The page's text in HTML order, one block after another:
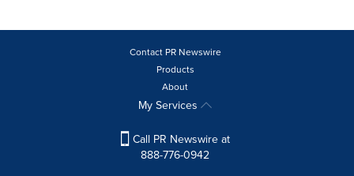
Contact PR Newswire
Products
About
My Services
Call PR Newswire at
888-776-0942